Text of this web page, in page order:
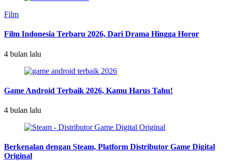
Film
Film Indonesia Terbaru 2026, Dari Drama Hingga Horor
4 bulan lalu
Game Android Terbaik 2026, Kamu Harus Tahu!
4 bulan lalu
Berkenalan dengan Steam, Platform Distributor Game Digital
Original